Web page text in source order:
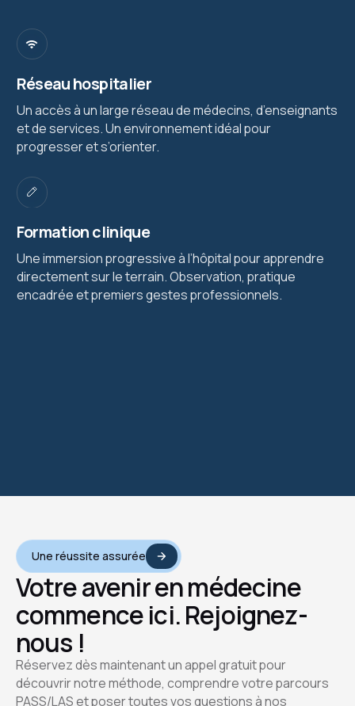
Réseau hospitalier
Un accès à un large réseau de médecins, d’enseignants
et de services. Un environnement idéal pour
progresser et s’orienter.
Formation clinique
Une immersion progressive à l’hôpital pour apprendre
directement sur le terrain. Observation, pratique
encadrée et premiers gestes professionnels.
Une réussite assurée
Votre avenir en médecine
commence ici. Rejoignez-
nous !
Réservez dès maintenant un appel gratuit pour
découvrir notre méthode, comprendre votre parcours
PASS/LAS et poser toutes vos questions à nos